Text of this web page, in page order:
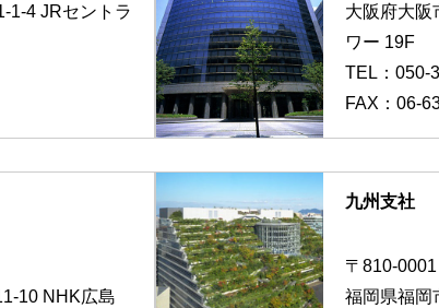
1-4 JRセントラ
大阪府大阪
ワー 19F
TEL： 050-
FAX：06-
10 NHK広島
九州支社
〒810-0001
福岡県福岡